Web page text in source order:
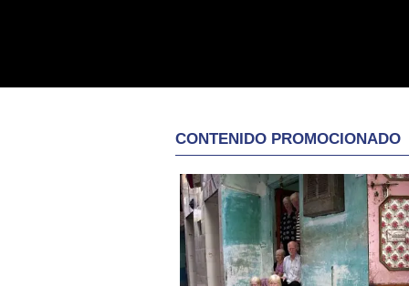
CONTENIDO PROMOCIONADO